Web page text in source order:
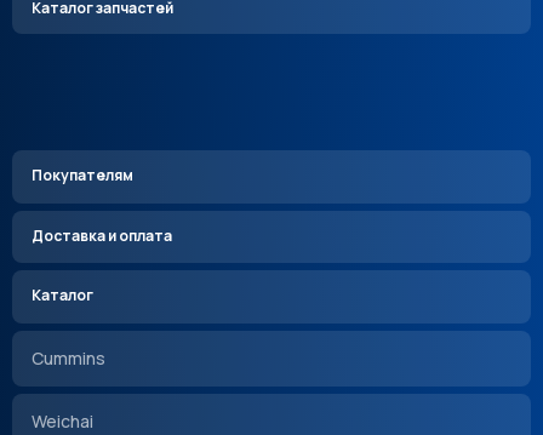
Каталог запчастей
Покупателям
Доставка и оплата
Каталог
Cummins
Weichai